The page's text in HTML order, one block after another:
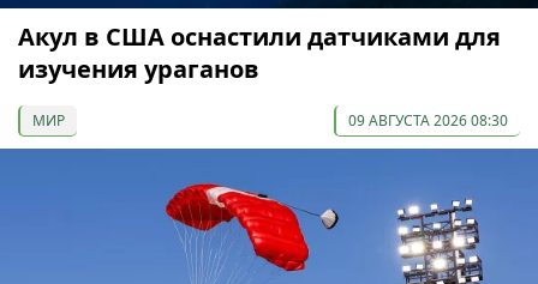
Акул в США оснастили датчиками для
изучения ураганов
МИР 09 АВГУСТА 2026 08:30